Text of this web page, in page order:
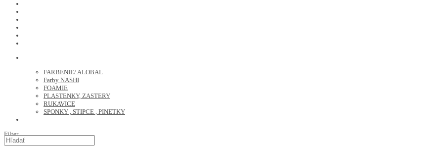
FARBENIE/ ALOBAL
Farby NASHI
FOAMIE
PLASTENKY, ZASTERY
RUKAVICE
SPONKY , STIPCE , PINETKY
Filter